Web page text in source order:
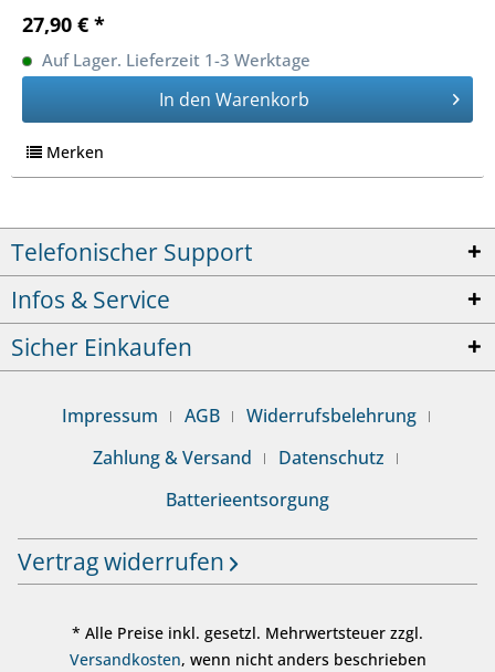
27,90 € *
Auf Lager. Lieferzeit 1-3 Werktage
In den Warenkorb
Merken
Telefonischer Support
Infos & Service
Sicher Einkaufen
Impressum AGB
Widerrufsbelehrung
Zahlung & Versand
Datenschutz
Batterieentsorgung
Vertrag widerrufen
* Alle Preise inkl. gesetzl. Mehrwertsteuer zzgl.
Versandkosten, wenn nicht anders beschrieben